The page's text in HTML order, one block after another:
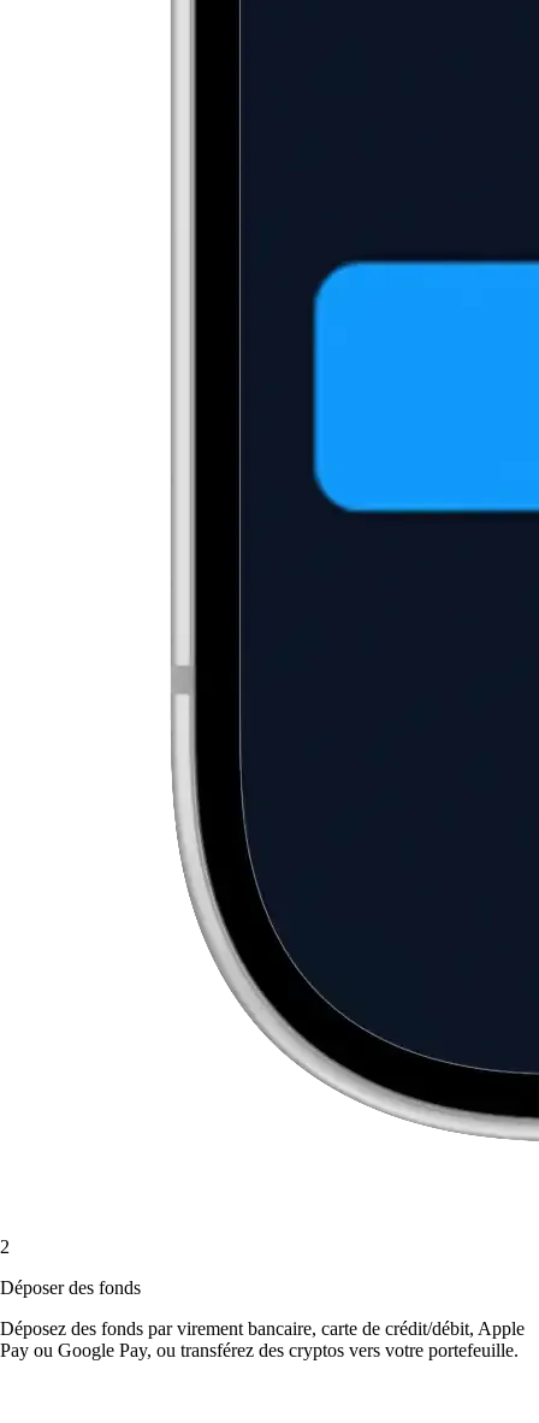
2
Déposer des fonds
Déposez des fonds par virement bancaire, carte de crédit/débit, Apple
Pay ou Google Pay, ou transférez des cryptos vers votre portefeuille.